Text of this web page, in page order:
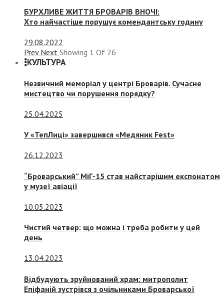
БУРХЛИВЕ ЖИТТЯ БРОВАРІВ ВНОЧІ:
Хто найчастіше порушує комендантську годину
29.08.2022
Prev Next Showing 1 Of 26
КУЛЬТУРА
Незвичний меморіал у центрі Броварів. Сучасне
мистецтво чи порушення порядку?
25.04.2025
У «ТепЛиці» завершився «Медяник Fest»
26.12.2023
“Броварський” МіГ-15 став найстарішим експонатом
у музеї авіації
10.05.2023
Чистий четвер: що можна і треба робити у цей
день
13.04.2023
Відбудують зруйнований храм: митрополит
Епіфаній зустрівся з очільниками Броварської